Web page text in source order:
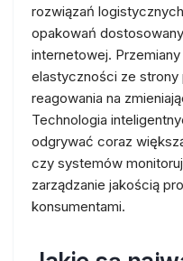
rozwiązań
opakowań
internetowej.
elastyczności ze
reagowania na
Technologia
odgrywać coraz
czy systemów
zarządzanie jakością
konsumentami.